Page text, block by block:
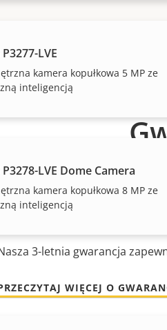
LVE
kamera kopułkowa 5 MP ze
inteligencją
P3278-LVE Dome Camera
kamera kopułkowa 8 MP ze
inteligencjąducha
3-letnia gwarancja
WIĘCEJ O